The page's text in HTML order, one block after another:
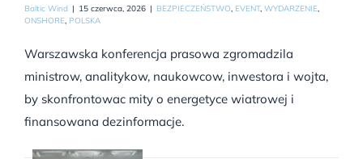
Baltic Wind | 15 czerwca, 2026 | BEZPIECZEŃSTWO, EVENT, WYDARZENIE,
ONSHORE, POLSKA
Warszawska konferencja prasowa zgromadzila
ministrow, analitykow, naukowcow, inwestora i wojta,
by skonfrontowac mity o energetyce wiatrowej i
finansowana dezinformacje.